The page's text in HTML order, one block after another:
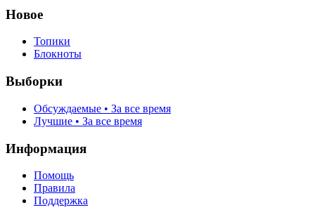
Новое
Топики
Блокноты
Выборки
Обсуждаемые • За все время
Лучшие • За все время
Информация
Помощь
Правила
Поддержка